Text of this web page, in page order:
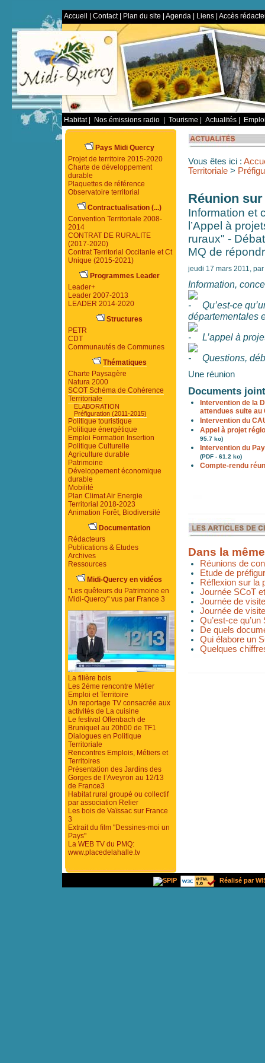
Accueil Contact| Plan du site Agenda Liens Accès
Habitat| Nos émissions radio Tourisme Actualités
Vous êtes ici :
Territoriale >
Réunion sur
Information et
l’Appel à
ruraux" -
MQ de
jeudi 17 mars 2011, par
Information,
Qu’est-ce
départementales
L’appel à
Questions,
Une réunion
Documents
Intervention de la
attendues suite au
Intervention du
Appel à projet
95.7 ko)
Intervention du
(PDF - 61.2 ko)
Compte-rendu
Dans la
Réunions de
Etude de
Réflexion sur la
Journée SCoT
Journée de
Journée de
Qu’est-ce qu’un
De quels
Qui élabore un
Quelques
Pays Midi Quercy
Projet de territoire 2015-2020
Charte de développement
durable
Plaquettes de référence
Observatoire territorial
Contractualisation (...)
Convention Territoriale 2008-
2014
CONTRAT DE RURALITE
(2017-2020)
Contrat Territorial Occitanie et Ct
Unique (2015-2021)
Programmes Leader
Leader+
Leader 2007-2013
LEADER 2014-2020
Structures
PETR
CDT
Communautés de Communes
Thématiques
Charte Paysagère
Natura 2000
SCOT Schéma de Cohérence
Territoriale
ELABORATION
Préfiguration (2011-2015)
Politique touristique
Politique énergétique
Emploi Formation Insertion
Politique Culturelle
Agriculture durable
Patrimoine
Développement économique
durable
Mobilité
Plan Climat Air Energie
Territorial 2018-2023
Animation Forêt, Biodiversité
Documentation
Rédacteurs
Publications & Etudes
Archives
Ressources
Midi-Quercy en vidéos
"Les quêteurs du Patrimoine en
Midi-Quercy" vus par France 3
La filière bois
Les 2éme rencontre Métier
Emploi et Territoire
Un reportage TV consacrée aux
activités de La cuisine
Le festival Offenbach de
Bruniquel au 20h00 de TF1
Dialogues en Politique
Territoriale
Rencontres Emplois, Métiers et
Territoires
Présentation des Jardins des
Gorges de l’Aveyron au 12/13
de France3
Habitat rural groupé ou collectif
par association Relier
Les bois de Vaïssac sur France
3
Extrait du film "Dessines-moi un
Pays"
La WEB TV du PMQ:
www.placedelahalle.tv
Réalisé par